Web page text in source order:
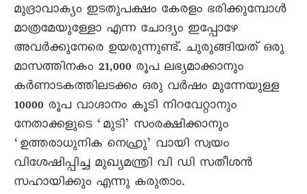
മുദ്രാവാക്യം ഇടതുപക്ഷം കേരളം ഭരിക്കുമ്പോൾ
മാത്രമേയുള്ളോ എന്ന ചോദ്യം ഇപ്പോഴേ
അവർക്കുനേരെ ഉയരുന്നുണ്ട്. ചുരുങ്ങിയത് ഒരു
മാസത്തിനകം 21,000 രൂപ ലഭ്യമാക്കാനും
കർണാടകത്തിലടക്കം ഒരു വർഷം മുന്നേയുള്ള
10000 രൂപ വാഗ്ദാനം കൂടി നിറവേറ്റാനും
നേതാക്കളുടെ ‘മുടി’ സംരക്ഷിക്കാനും
‘ഉത്തരാധുനിക നെഹ്രു’ വായി സ്വയം
വിശേഷിപ്പിച്ച മുഖ്യമന്ത്രി വി ഡി സതീശൻ
സഹായിക്കും എന്നു കരുതാം.